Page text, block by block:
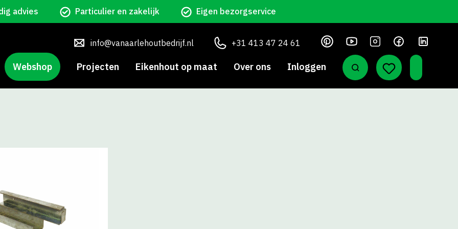
advies Particulier en zakelijk Eigen bezorgservice
info@vanaarlehoutbedrijf.nl +31 413 47 24 61
Webshop Projecten Eikenhout op maat Over ons Inloggen